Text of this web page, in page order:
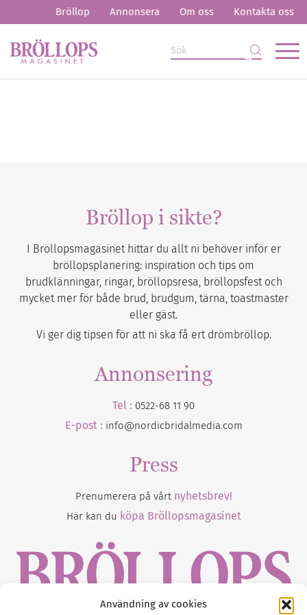
Användning av cookies
Bröllop Annonsera Om oss Kontakta oss
Bröllop i sikte?
I Bröllopsmagasinet hittar du allt ni behöver inför er
bröllopsplanering: inspiration och tips om
brudklänningar, ringar, bröllopsresa, bröllopsfest och
mycket mer för både brud, brudgum, tärna, toastmaster
eller gäst.
Vi ger dig tipsen för att ni ska få ert drömbröllop.
Annonsering
Tel : 0522-68 11 90
E-post : info@nordicbridalmedia.com
Press
Prenumerera på vårt nyhetsbrev!
Här kan du köpa Bröllopsmagasinet